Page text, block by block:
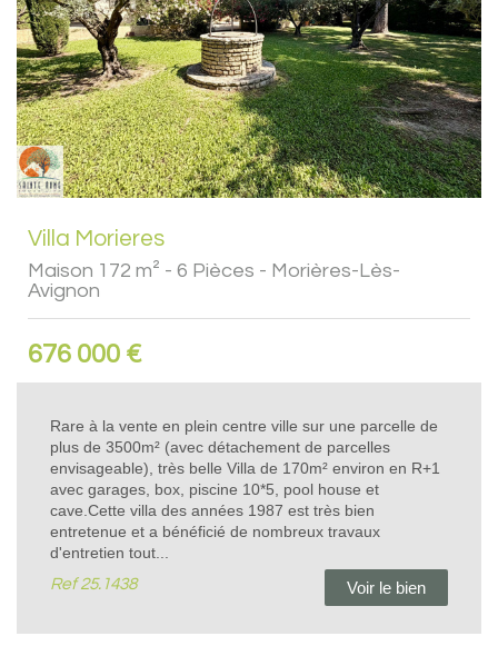
Villa Morieres
Maison 172 m² - 6 Pièces - Morières-Lès-
Avignon
676 000 €
Rare à la vente en plein centre ville sur une parcelle de
plus de 3500m² (avec détachement de parcelles
envisageable), très belle Villa de 170m² environ en R+1
avec garages, box, piscine 10*5, pool house et
cave.Cette villa des années 1987 est très bien
entretenue et a bénéficié de nombreux travaux
d'entretien tout...
Ref25.1438 Voir le bien